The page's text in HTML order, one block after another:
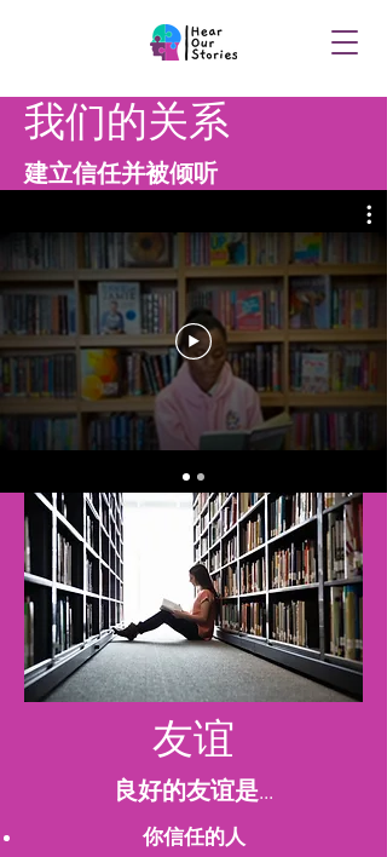
我们的关系
建立信任并被倾听
友谊
良好的友谊是...
你信任的人